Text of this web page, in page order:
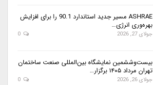
ASHRAE مسیر جدید استاندارد 90.1 را برای افزایش
بهره‌وری انرژی…
جولای 27, 2026
بیست‌وششمین نمایشگاه بین‌المللی صنعت ساختمان
تهران مرداد ۱۴۰۵ برگزار…
جولای 26, 2026